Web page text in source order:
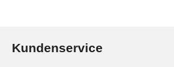
Kundenservice